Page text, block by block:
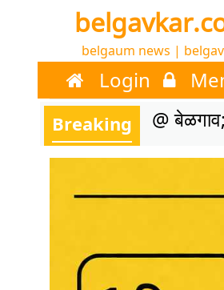
belgaum news |
Login
Breaking @